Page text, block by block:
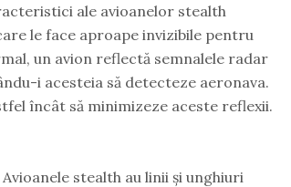
ale avioanelor stealth
le face aproape invizibile pentru
un avion reflectă semnalele radar
i acesteia să detecteze aeronava.
încât să minimizeze aceste reflexii.
Avioanele stealth au linii și unghiuri